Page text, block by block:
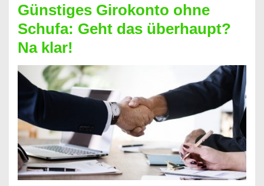
dabei
profitieren
–
So
funktioniert’s
Günstiges Girokonto ohne
Schufa: Geht das überhaupt?
Na klar!